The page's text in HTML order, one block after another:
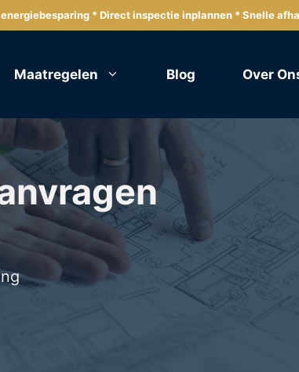
* Direct inspectie inplannen * Snelle
Maatregelen Blog Over